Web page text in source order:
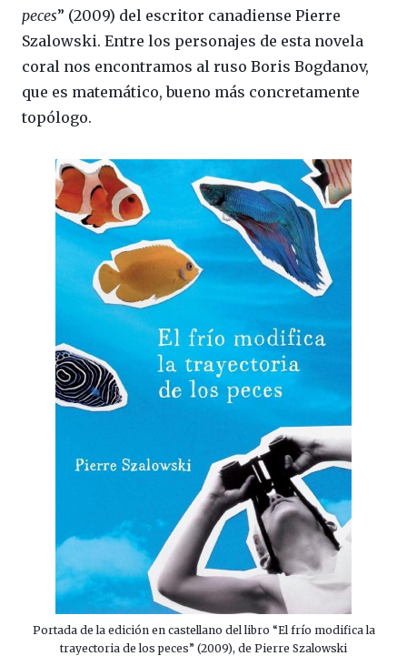
peces” (2009) del escritor canadiense Pierre
Szalowski. Entre los personajes de esta novela
coral nos encontramos al ruso Boris Bogdanov,
que es matemático, bueno más concretamente
topólogo.
Portada de la edición en castellano del libro “El frío modifica la
trayectoria de los peces” (2009), de Pierre Szalowski